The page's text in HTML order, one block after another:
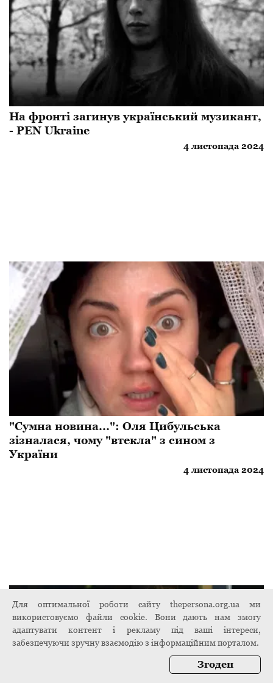
На фронті загинув український музикант,
- PEN Ukraine
4 листопада 2024
"Сумна новина...": Оля Цибульська
зізналася, чому "втекла" з сином з
України
4 листопада 2024
Для оптимальної роботи сайту thepersona.org.ua ми
використовуємо файли cookie. Вони дають нам змогу
адаптувати контент і рекламу під ваші інтереси,
забезпечуючи зручну взаємодію з інформаційним порталом.
Згоден